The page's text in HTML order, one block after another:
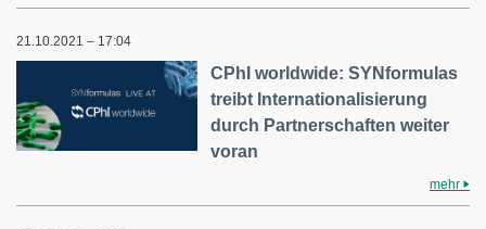
21.10.2021 – 17:04
CPhI worldwide: SYNformulas
treibt Internationalisierung
durch Partnerschaften weiter
voran
mehr